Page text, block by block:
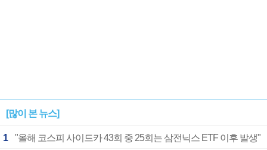
[많이 본 뉴스]
1 "올해 코스피 사이드카 43회 중 25회는 삼전닉스 ETF 이후 발생"